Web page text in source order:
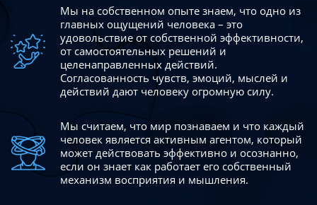
Мы на собственном опыте знаем, что одно из
главных ощущений человека – это
удовольствие от собственной эффективности,
от самостоятельных решений и
целенаправленных действий.
Согласованность чувств, эмоций, мыслей и
действий дают человеку огромную силу.
Мы считаем, что мир познаваем и что каждый
человек является активным агентом, который
может действовать эффективно и осознанно,
если он знает как работает его собственный
механизм восприятия и мышления.